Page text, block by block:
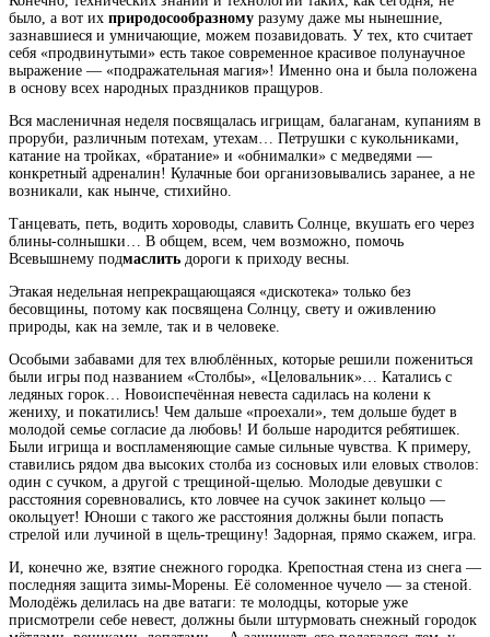
было, а вот их природосообразному разуму даже мы нынешние,
зазнавшиеся и умничающие, можем позавидовать. У тех, кто считает
себя «продвинутыми» есть такое современное красивое полунаучное
выражение — «подражательная магия»! Именно она и была положена
в основу всех народных праздников пращуров.
Вся масленичная неделя посвящалась игрищам, балаганам, купаниям в
проруби, различным потехам, утехам… Петрушки с кукольниками,
катание на тройках, «братание» и «обнималки» с медведями —
конкретный адреналин! Кулачные бои организовывались заранее, а не
возникали, как нынче, стихийно.
Танцевать, петь, водить хороводы, славить Солнце, вкушать его через
блины-солнышки… В общем, всем, чем возможно, помочь
Всевышнему подмаслить дороги к приходу весны.
Этакая недельная непрекращающаяся «дискотека» только без
бесовщины, потому как посвящена Солнцу, свету и оживлению
природы, как на земле, так и в человеке.
Особыми забавами для тех влюблённых, которые решили пожениться
были игры под названием «Столбы», «Целовальник»… Катались с
ледяных горок… Новоиспечённая невеста садилась на колени к
жениху, и покатились! Чем дальше «проехали», тем дольше будет в
молодой семье согласие да любовь! И больше народится ребятишек.
Были игрища и воспламеняющие самые сильные чувства. К примеру,
ставились рядом два высоких столба из сосновых или еловых стволов:
один с сучком, а другой с трещиной-щелью. Молодые девушки с
расстояния соревновались, кто ловчее на сучок закинет кольцо —
окольцует! Юноши с такого же расстояния должны были попасть
стрелой или лучиной в щель-трещину! Задорная, прямо скажем, игра.
И, конечно же, взятие снежного городка. Крепостная стена из снега —
последняя защита зимы-Морены. Её соломенное чучело — за стеной.
Молодёжь делилась на две ватаги: те молодцы, которые уже
присмотрели себе невест, должны были штурмовать снежный городок